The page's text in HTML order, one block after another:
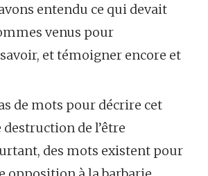
entendu ce qui devait
venus pour
et témoigner encore et
de mots pour décrire cet
de l’être
des mots existent pour